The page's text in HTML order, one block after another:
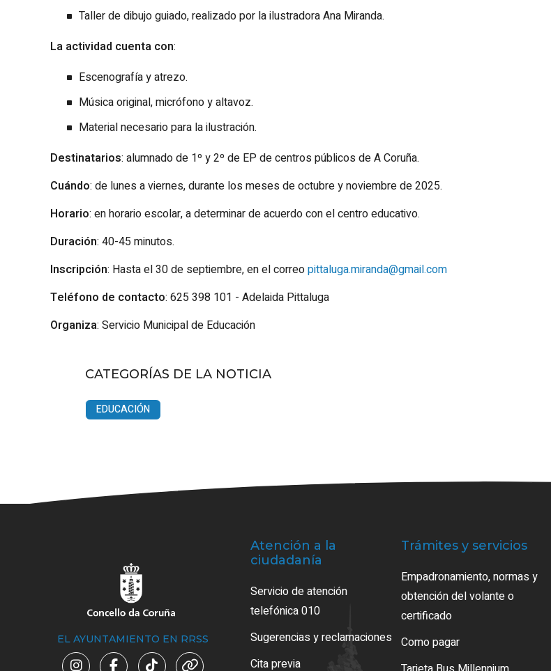
Taller de dibujo guiado, realizado por la ilustradora Ana Miranda.
La actividad cuenta con:
Escenografía y atrezo.
Música original, micrófono y altavoz.
Material necesario para la ilustración.
Destinatarios: alumnado de 1º y 2º de EP de centros públicos de A Coruña.
Cuándo: de lunes a viernes, durante los meses de octubre y noviembre de 2025.
Horario: en horario escolar, a determinar de acuerdo con el centro educativo.
Duración: 40-45 minutos.
Inscripción: Hasta el 30 de septiembre, en el correopittaluga.miranda@gmail.com
Teléfono de contacto: 625 398 101 - Adelaida Pittaluga
Organiza: Servicio Municipal de Educación
CATEGORÍAS DE LA NOTICIA
EDUCACIÓN
EL AYUNTAMIENTO EN RRSS
Atención a la
ciudadanía
Servicio de atención
telefónica 010
Sugerencias y reclamaciones
Cita previa
Trámites y servicios
Empadronamiento, normas y
obtención del volante o
certificado
Como pagar